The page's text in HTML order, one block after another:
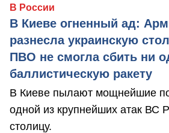
В России
В Киеве огненный ад:
разнесла украинскую
ПВО не смогла сбить ни
баллистическую ракету
В Киеве пылают мощнейшие
одной из крупнейших атак ВС
столицу.